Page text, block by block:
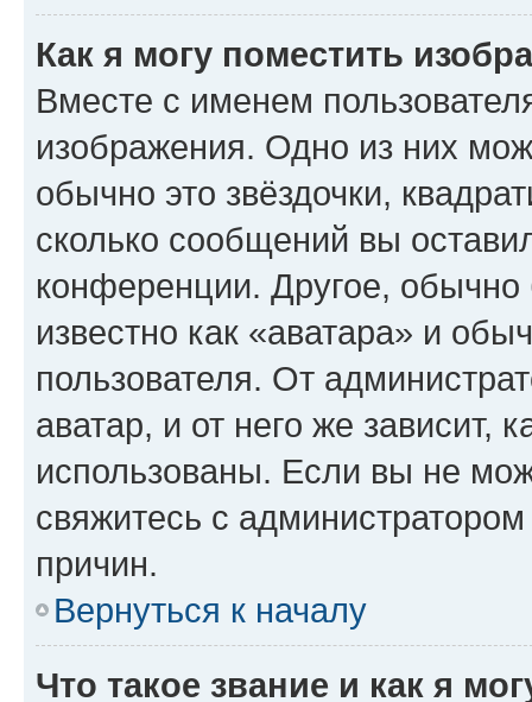
Как я могу поместить
Вместе с именем
изображения. Одно из них
обычно это звёздочки,
сколько сообщений вы
конференции. Другое,
известно как «аватара» и
пользователя. От
аватар, и от него же зависит,
использованы. Если вы не
свяжитесь с
причин.
Вернуться к началу
Что такое звание и как я